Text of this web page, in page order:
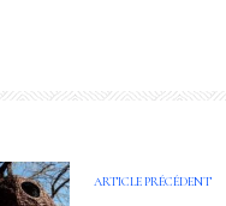
ARTICLE PRÉCÉDENT